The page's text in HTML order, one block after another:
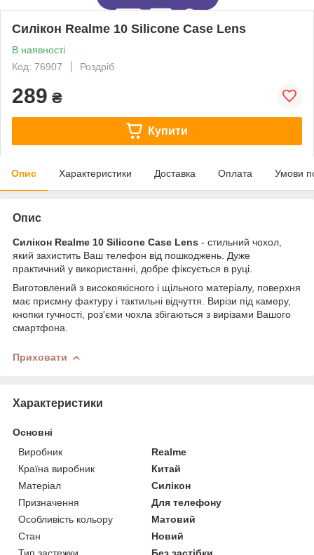
Силікон Realme 10 Silicone Case Lens
В наявності
Код: 76907
Роздріб
289 ₴
Купити
Опис Характеристики Доставка Оплата Умови
Опис
Силікон Realme 10 Silicone Case Lens - стильний чохол,
який захистить Ваш телефон від пошкоджень. Дуже
практичний у використанні, добре фіксується в руці.
Виготовлений з високоякісного і щільного матеріалу, поверхня
має приємну фактуру і тактильні відчуття. Вирізи під камеру,
кнопки гучності, роз'єми чохла збігаються з вирізами Вашого
смартфона.
Приховати
Характеристики
Основні
Виробник
Realme
Країна виробник
Китай
Матеріал
Силікон
Призначення
Для телефону
Особливість кольору
Матовий
Стан
Новий
Тип застежки
Без застібки